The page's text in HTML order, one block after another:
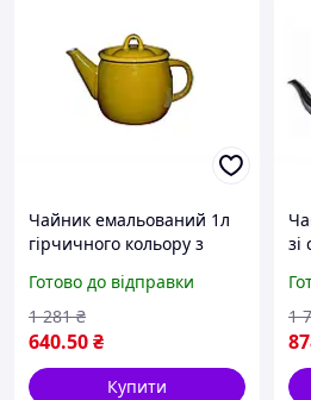
Чайник емальований 1л
гірчичного кольору з
кип'ятіння води в
домашніх умовах
Готово до відправки
640.50₴
1 281 ₴
Купити
зі
1